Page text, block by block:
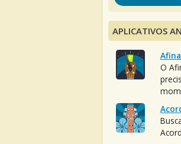
APLICATIVOS
O